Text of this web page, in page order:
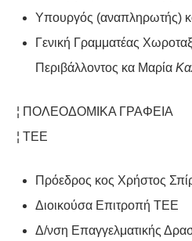
Υπουργός (αναπληρωτής)
Γενική Γραμματέας
Περιβάλλοντος κα Μαρία
¦ ΠΟΛΕΟΔΟΜΙΚΑ ΓΡΑΦΕΙΑ
¦ ΤΕΕ
Πρόεδρος κος Χρήστος
Διοικούσα Επιτροπή ΤΕΕ
Δ/νση Επαγγελματικής